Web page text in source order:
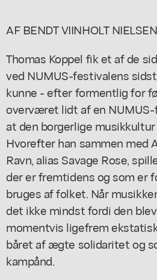
AF BENDT VIINHOLT NIELSEN
Thomas Koppel fik et af de
ved NUMUS-festivalens
kunne - efter formentlig for
overværet lidt af en
at den borgerlige
Hvorefter han sammen med
Ravn, alias Savage Rose,
der er fremtidens og som er
bruges af folket. Når
det ikke mindst fordi den
momentvis ligefrem
båret af ægte solidaritet og
kampånd.